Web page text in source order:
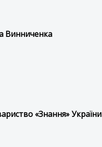
Винниченка
«Знання» України